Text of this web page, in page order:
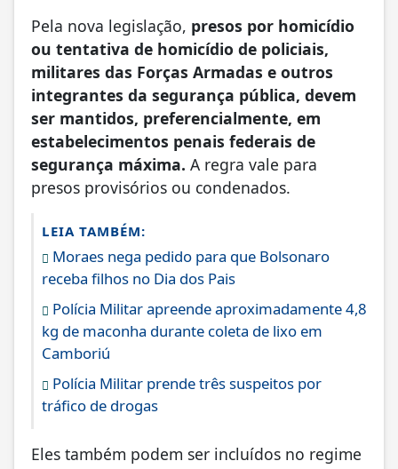
Pela nova legislação, presos por homicídio
ou tentativa de homicídio de policiais,
militares das Forças Armadas e outros
integrantes da segurança pública, devem
ser mantidos, preferencialmente, em
estabelecimentos penais federais de
segurança máxima. A regra vale para
presos provisórios ou condenados.
LEIA TAMBÉM:
Moraes nega pedido para que Bolsonaro
receba filhos no Dia dos Pais
Polícia Militar apreende aproximadamente 4,8
kg de maconha durante coleta de lixo em
Camboriú
Polícia Militar prende três suspeitos por
tráfico de drogas
Eles também podem ser incluídos no regime